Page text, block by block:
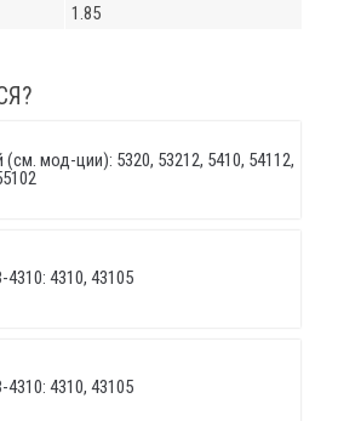
1.85
мод-ции): 5320, 53212, 5410, 54112,
4310, 43105
4310, 43105